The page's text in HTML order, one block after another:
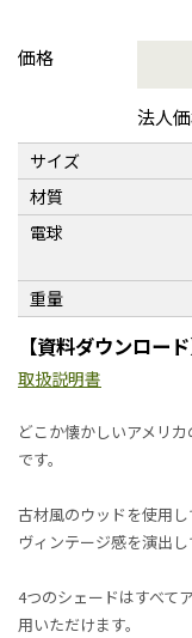
価格
法人
サイズ
材質
電球
重量
【資料ダウンロード
取扱説明書
どこか懐かしいアメリ
です。
古材風のウッドを使用
ヴィンテージ感を演出し
4つのシェードはすべて
用いただけます。